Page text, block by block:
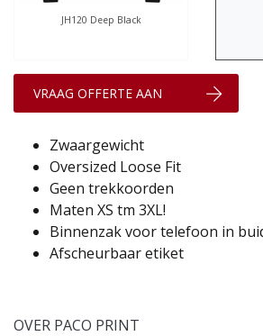
JH120 Deep Black
VRAAG OFFERTE AAN
Zwaargewicht
Oversized Loose Fit
Geen trekkoorden
Maten XS tm 3XL!
Binnenzak voor telefoon in
Afscheurbaar etiket
OVER PACO PRINT